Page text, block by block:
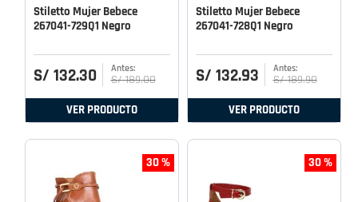
Stiletto Mujer Bebece
267041-729Q1 Negro
S/ 132.30 S/ 189.00
VER PRODUCTO
Stiletto Mujer Bebece
267041-728Q1 Negro
S/ 132.93 S/ 189.90
VER PRODUCTO
30 % 30 %